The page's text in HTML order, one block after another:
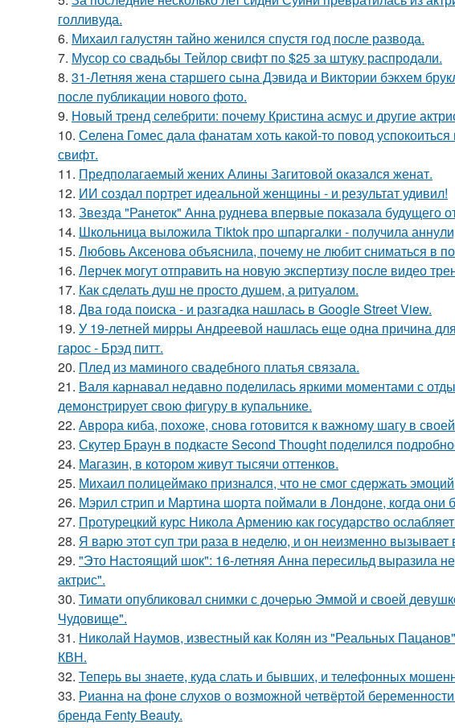
голливуда.
6. Михаил галустян тайно женился спустя год после развода.
7. Мусор со свадьбы Тейлор свифт по $25 за штуку распродали.
8. 31-Летняя жена старшего сына Дэвида и Виктории бэкхем
после публикации нового фото.
9. Новый тренд селебрити: почему Кристина асмус и другие
10. Селена Гомес дала фанатам хоть какой-то повод
свифт.
11. Предполагаемый жених Алины Загитовой оказался женат.
12. ИИ создал портрет идеальной женщины - и результат удивил!
13. Звезда "Ранеток" Анна руднева впервые показала будущего
14. Школьница выложила Tiktok про шпаргалки - получила
15. Любовь Аксенова объяснила, почему не любит сниматься в
16. Лерчек могут отправить на новую экспертизу после видео
17. Как сделать душ не просто душем, а ритуалом.
18. Два года поиска - и разгадка нашлась в Google Street View.
19. У 19-летней мирры Андреевой нашлась еще одна причина
гарос - Брэд питт.
20. Плед из маминого свадебного платья связала.
21. Валя карнавал недавно поделилась яркими моментами с
демонстрирует свою фигуру в купальнике.
22. Аврора киба, похоже, снова готовится к важному шагу в
23. Скутер Браун в подкасте Second Thought поделился
24. Магазин, в котором живут тысячи оттенков.
25. Михаил полицеймако признался, что не смог сдержать
26. Мэрил стрип и Мартина шорта поймали в Лондоне, когда они
27. Протурецкий курс Никола Армению как государство
28. Я варю этот суп три раза в неделю, и он неизменно вызывает
29. "Это Настоящий шок": 16-летняя Анна пересильд выразила
актрис".
30. Тимати опубликовал снимки с дочерью Эммой и своей
Чудовище".
31. Николай Наумов, известный как Колян из "Реальных
КВН.
32. Теперь вы знaетe, куда слать и бывших, и телeфонныx
33. Рианна на фоне слухов о возможной четвёртой
бренда Fenty Beauty.